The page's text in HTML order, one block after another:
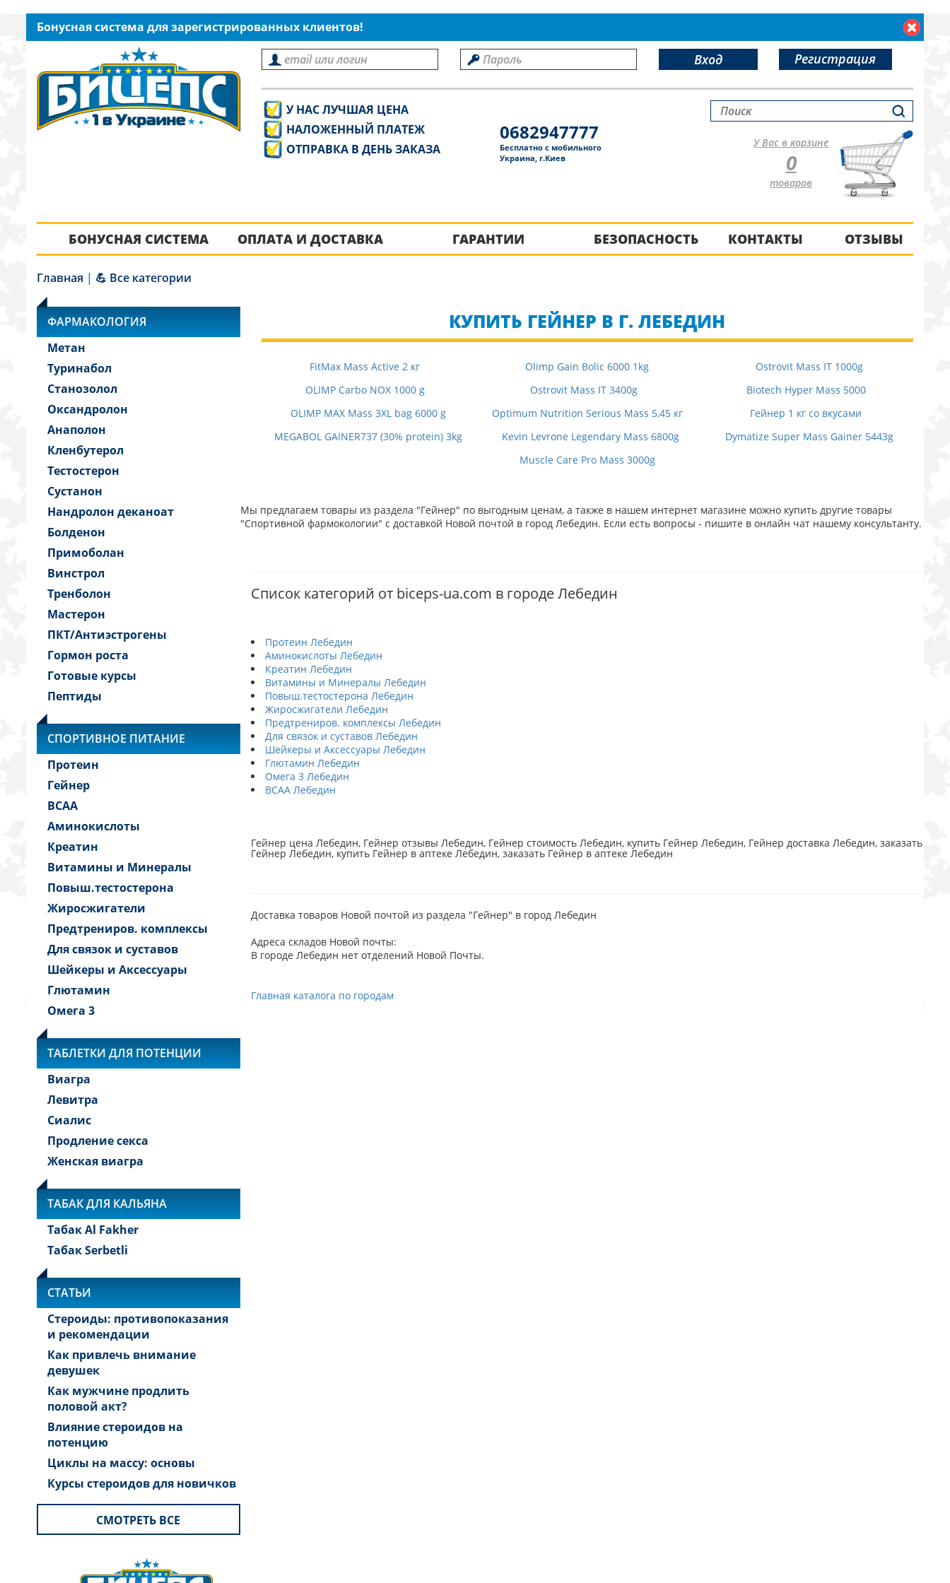
Бонусная система для зарегистрированных клиентов!
Вход Регистрация
У НАС ЛУЧШАЯ ЦЕНА
НАЛОЖЕННЫЙ ПЛАТЕЖ
ОТПРАВКА В ДЕНЬ ЗАКАЗА
0682947777
Бесплатно с мобильного
Украина, г.Киев
У Вас в корзине
0
товаров
БОНУСНАЯ СИСТЕМА ОПЛАТА И ДОСТАВКА ГАРАНТИИ БЕЗОПАСНОСТЬ КОНТАКТЫ ОТЗЫВЫ
Главная | 💪 Все категории
ФАРМАКОЛОГИЯ
Метан
Туринабол
Станозолол
Оксандролон
Анаполон
Кленбутерол
Тестостерон
Сустанон
Нандролон деканоат
Болденон
Примоболан
Винстрол
Тренболон
Мастерон
ПКТ/Антиэстрогены
Гормон роста
Готовые курсы
Пептиды
СПОРТИВНОЕ ПИТАНИЕ
Протеин
Гейнер
BCAA
Аминокислоты
Креатин
Витамины и Минералы
Повыш.тестостерона
Жиросжигатели
Предтрениров. комплексы
Для связок и суставов
Шейкеры и Аксессуары
Глютамин
Омега 3
ТАБЛЕТКИ ДЛЯ ПОТЕНЦИИ
Виагра
Левитра
Сиалис
Продление секса
Женская виагра
ТАБАК ДЛЯ КАЛЬЯНА
Табак Al Fakher
Табак Serbetli
СТАТЬИ
Стероиды: противопоказания
и рекомендации
Как привлечь внимание
девушек
Как мужчине продлить
половой акт?
Влияние стероидов на
потенцию
Циклы на массу: основы
Курсы стероидов для новичков
СМОТРЕТЬ ВСЕ
КУПИТЬ ГЕЙНЕР В Г. ЛЕБЕДИН
FitMax Mass Active 2 кг Olimp Gain Bolic 6000 1kg
Ostrovit Mass IT 1000g
OLIMP Carbo NOX 1000 g
Ostrovit Mass IT 3400g
Biotech Hyper Mass 5000
OLIMP MAX Mass 3XL bag 6000 g
Optimum Nutrition Serious Mass 5,45 кг
Гейнер 1 кг со вкусами
MEGABOL GAINER737 (30% protein) 3kg
Kevin Levrone Legendary Mass 6800g
Dymatize Super Mass Gainer 5443g
Muscle Care Pro Mass 3000g
Мы предлагаем товары из раздела "Гейнер" по выгодным ценам, а также в нашем интернет магазине можно купить другие товары
"Спортивной фармокологии" с доставкой Новой почтой в город Лебедин. Если есть вопросы - пишите в онлайн чат нашему консультанту.
Список категорий от biceps-ua.com в городе Лебедин
Протеин Лебедин
Аминокислоты Лебедин
Креатин Лебедин
Витамины и Минералы Лебедин
Повыш.тестостерона Лебедин
Жиросжигатели Лебедин
Предтрениров. комплексы Лебедин
Для связок и суставов Лебедин
Шейкеры и Аксессуары Лебедин
Глютамин Лебедин
Омега 3 Лебедин
BCAA Лебедин
Гейнер цена Лебедин, Гейнер отзывы Лебедин, Гейнер стоимость Лебедин, купить Гейнер Лебедин, Гейнер доставка Лебедин, заказать
Гейнер Лебедин, купить Гейнер в аптеке Лебедин, заказать Гейнер в аптеке Лебедин
Доставка товаров Новой почтой из раздела "Гейнер" в город Лебедин
Адреса складов Новой почты:
В городе Лебедин нет отделений Новой Почты.
Главная каталога по городам